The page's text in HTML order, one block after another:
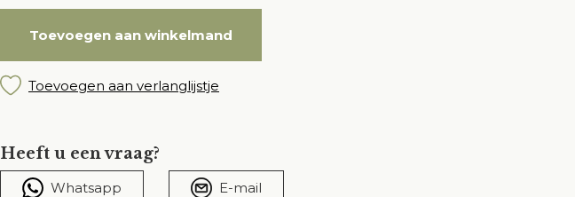
Toevoegen aan winkelmand
Toevoegen aan verlanglijstje
Heeft u een vraag?
Whatsapp E-mail